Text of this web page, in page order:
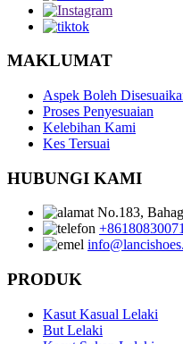
MAKLUMAT
Aspek Boleh
Proses Penyesuaian
Kelebihan Kami
Kes Tersuai
HUBUNGI KAMI
No.183,
PRODUK
Kasut Kasual Lelaki
But Lelaki